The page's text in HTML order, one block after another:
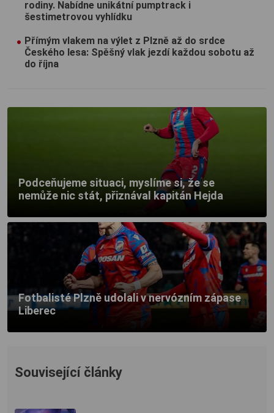
rodiny. Nabídne unikátní pumptrack i
šestimetrovou vyhlídku
Přímým vlakem na výlet z Plzně až do srdce
Českého lesa: Spěšný vlak jezdí každou sobotu až
do října
Podceňujeme situaci, myslíme si, že se
nemůže nic stát, přiznával kapitán Hejda
Fotbalisté Plzně udolali v nervózním zápase
Liberec
Související články